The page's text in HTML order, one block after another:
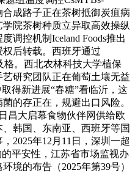
成路子正在茶树抵御炭疽病
院茶树种质立异取高效操纵
调控机制Iceland Foods推出
后转载。西班牙通过
格。西北农林科技大学植保
研究团队正在葡萄土壤无益
得新进展“春糖”看临沂，这
的存正在，规避出口风险。
昌大启幕食物伙伴网供给欧
韩国、东南亚、西班牙等国
2025年12月11日，深圳一超
平安性，江苏省市场监视办
境的布告（2025年第39号）